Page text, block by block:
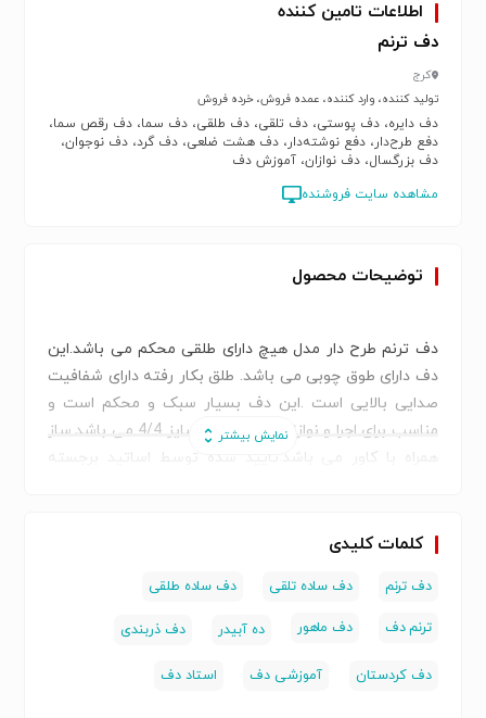
اطلاعات تامین کننده
دف ترنم
کرج
تولید کننده، وارد کننده، عمده فروش، خرده فروش
دف دایره، دف پوستی، دف تلقی، دف طلقی، دف سما، دف رقص سما،
دفع طرح‌دار، دفع نوشته‌دار، دف هشت ضلعی، دف گرد، دف نوجوان،
دف بزرگسال، دف نوازان، آموزش دف
مشاهده سایت فروشنده
توضیحات محصول
دف ترنم طرح دار مدل هیچ دارای طلقی محکم می باشد.این
دف دارای طوق چوبی می باشد. طلق بکار رفته دارای شفافیت
صدایی بالایی است .این دف بسیار سبک و محکم است و
مناسب برای اجرا و نوازندگی می باشد.سایز 4/4 می باشد.ساز
همراه با کاور می باشد.تایید شده توسط اساتید برجسته
09121951770
آموزشی دف ,
کلمات کلیدی
دف ترنم دف ساده تلقی دف ساده طلقی
ترنم دف دف ماهور ده آبیدر دف ذربندی
دف کردستان آموزشی دف استاد دف